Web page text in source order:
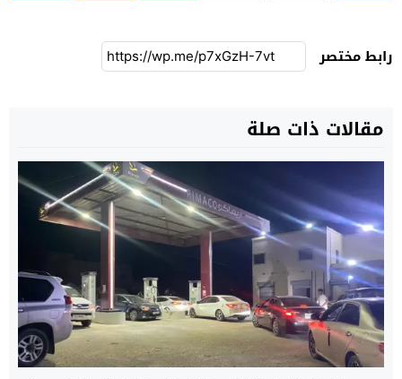
رابط مختصر
مقالات ذات صلة